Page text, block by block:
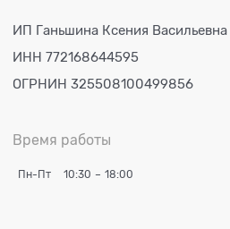
ИП Ганьшина Ксения Васильевна
ИНН 772168644595
ОГРНИН 325508100499856
Время работы
Пн-Пт 10:30 – 18:00